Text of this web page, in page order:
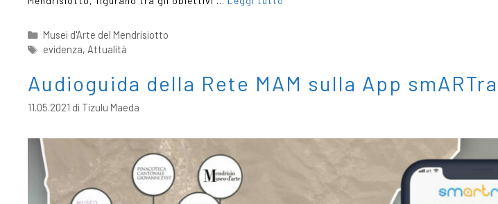
Musei d'Arte del Mendrisiotto
evidenza, Attualità
Audioguida della Rete MAM sulla App
11.05.2021 di Tizulu Maeda